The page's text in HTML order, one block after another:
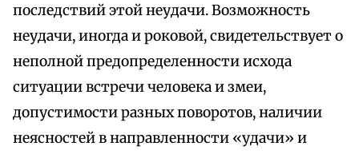
последствий этой неудачи. Возможность
неудачи, иногда и роковой, свидетельствует о
неполной предопределенности исхода
ситуации встречи человека и змеи,
допустимости разных поворотов, наличии
неясностей в направленности «удачи» и